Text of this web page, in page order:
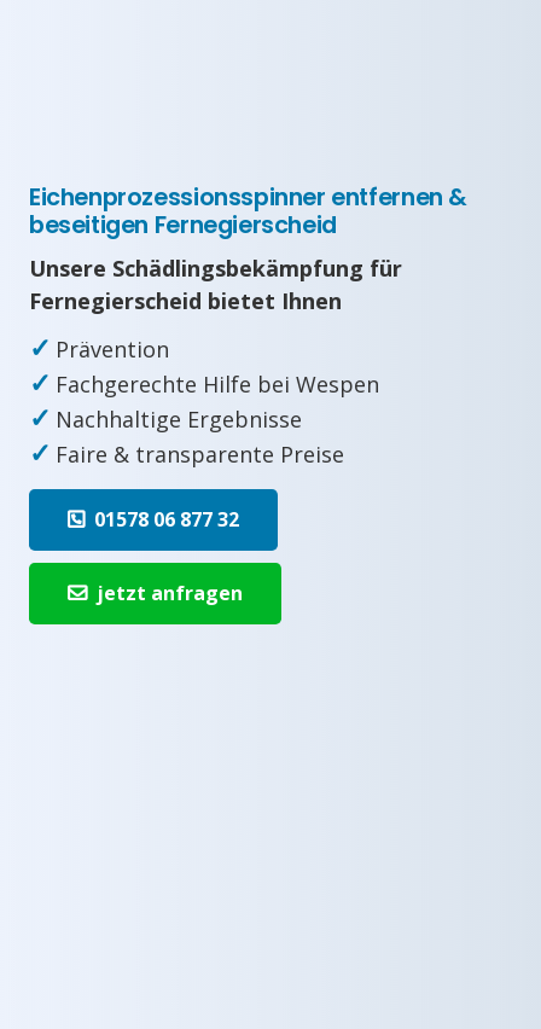
Eichenprozessionsspinner entfernen &
beseitigen Fernegierscheid
Unsere Schädlingsbekämpfung für
Fernegierscheid bietet Ihnen
✓ Prävention
✓ Fachgerechte Hilfe bei Wespen
✓ Nachhaltige Ergebnisse
✓ Faire & transparente Preise
01578 06 877 32
jetzt anfragen